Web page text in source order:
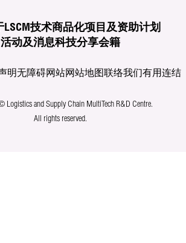
LSCM技术商品化项目及资助计划
活动及消息科技分享会籍
明无障碍网站网站地图联络我们有用连结
Logistics and Supply Chain MultiTech R&D Centre.
All rights reserved.